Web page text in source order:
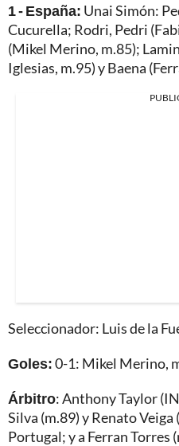
1 - España: Unai Simón:
Cucurella; Rodri, Pedri
(Mikel Merino, m.85);
Iglesias, m.95) y Baena
Seleccionador: Luis de la
Goles:0-1: Mikel Merino,
Árbitro: Anthony Taylor
Silva (m.89) y Renato
Portugal; y a Ferran Torres